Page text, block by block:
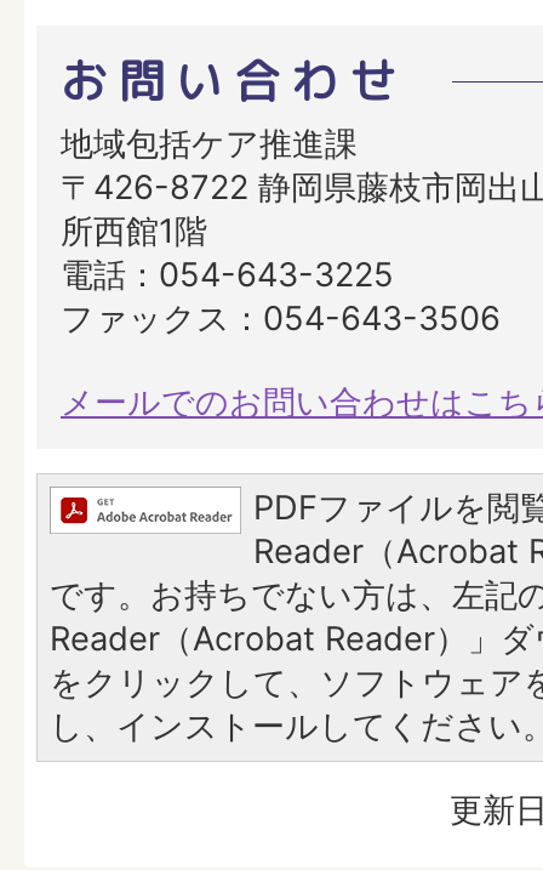
お問い合わせ
地域包括ケア推進課
〒426-8722 静岡県藤枝市岡出
所西館1階
電話：054-643-3225
ファックス：054-643-3506
メールでのお問い合わせはこち
PDFファイルを閲
Reader（Acrobat
です。お持ちでない方は、左記
Reader（Acrobat Reader）」
をクリックして、ソフトウェア
し、インストールしてください
更新